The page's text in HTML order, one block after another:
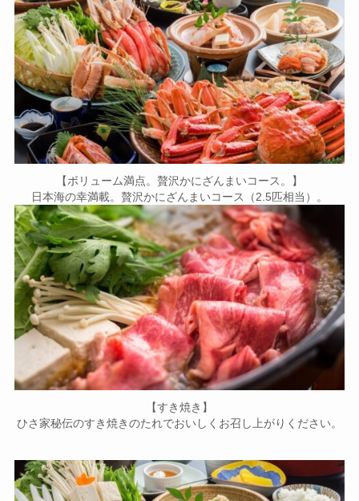
【ボリューム満点。贅沢かにざんまいコース。】
日本海の幸満載。贅沢かにざんまいコース（2.5匹相当）。
【すき焼き】
ひさ家秘伝のすき焼きのたれでおいしくお召し上がりください。